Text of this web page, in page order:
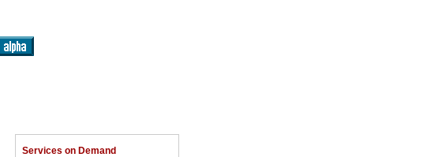
Services on Demand